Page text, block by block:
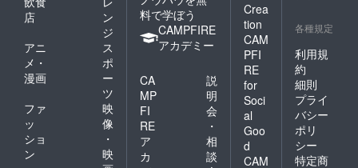
店
ン
ジ
アニ
メ・
漫画
ス
ポ
ー
ツ
ファ
ッ
ショ
ン
映
像
・
映
料で学ぼう
CAMPFIRE
アカデミー
CA
MP
FI
RE
ア
カ
説
明
会
・
相
談
Crea
tion
CAM
PFI
RE
for
Soci
al
Goo
d
CAM
各種規定
利用規
約
細則
プライ
バシー
ポリ
シー
特定商